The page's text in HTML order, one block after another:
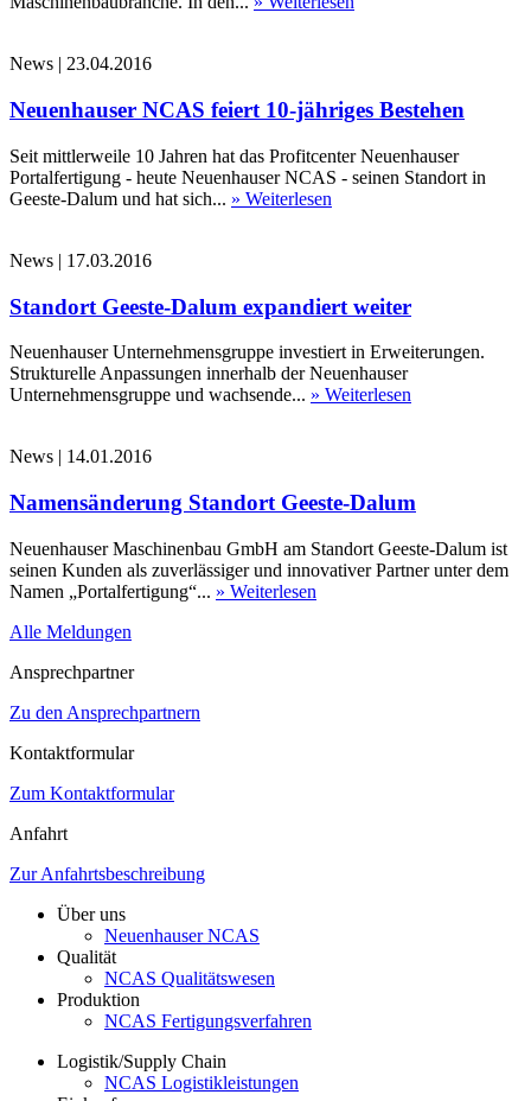
News 23.04.2016
Neuenhauser NCAS feiert 10-jähriges Bestehen
Seit mittlerweile 10 Jahren hat das Profitcenter Neuenhauser
Portalfertigung - heute Neuenhauser NCAS - seinen Standort in
Geeste-Dalum und hat sich... » Weiterlesen
News | 17.03.2016
Standort Geeste-Dalum expandiert weiter
Neuenhauser Unternehmensgruppe investiert in Erweiterungen.
Strukturelle Anpassungen innerhalb der Neuenhauser
Unternehmensgruppe und wachsende... » Weiterlesen
News | 14.01.2016
Namensänderung Standort Geeste-Dalum
Neuenhauser Maschinenbau GmbH am Standort Geeste-Dalum ist
seinen Kunden als zuverlässiger und innovativer Partner unter dem
Namen „Portalfertigung“... » Weiterlesen
Alle Meldungen
Ansprechpartner
Zu den Ansprechpartnern
Kontaktformular
Zum Kontaktformular
Anfahrt
Zur Anfahrtsbeschreibung
Über uns
Neuenhauser NCAS
Qualität
NCAS Qualitätswesen
Produktion
NCAS Fertigungsverfahren
Logistik/Supply Chain
NCAS Logistikleistungen